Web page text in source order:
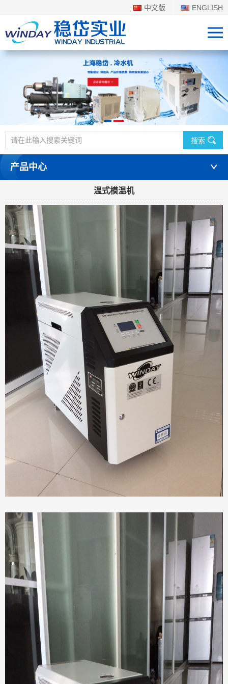
中文版 ENGLISH
搜索
产品中心
温式模温机